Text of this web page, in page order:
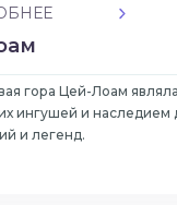
гора Цей-Лоам
ингушей и наследием
и легенд.